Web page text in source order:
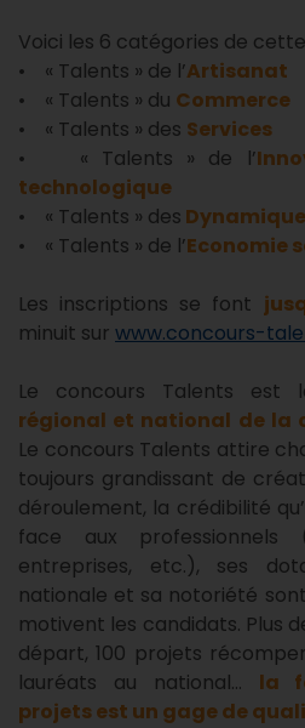
Voici les 6 catégories de
• « Talents » de l’Artisanat
• « Talents » du Commerce
• « Talents » des Services
• « Talents » de l’
technologique
• « Talents » des
• « Talents » de l’Economie
Les inscriptions se font
minuit sur www.concours-
Le concours Talents est
régional et national de la
Le concours Talents attire
toujours grandissant de
déroulement, la crédibilité
face aux professionnels
entreprises, etc.), ses
nationale et sa notoriété
motivent les candidats. Plus
départ, 100 projets
lauréats au national… la
projets est un gage de